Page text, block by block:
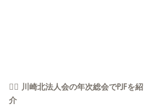
👉🏻 川崎北法人会の年次総会でPJFを紹
介